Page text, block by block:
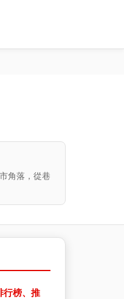
角落，從巷
行榜、推